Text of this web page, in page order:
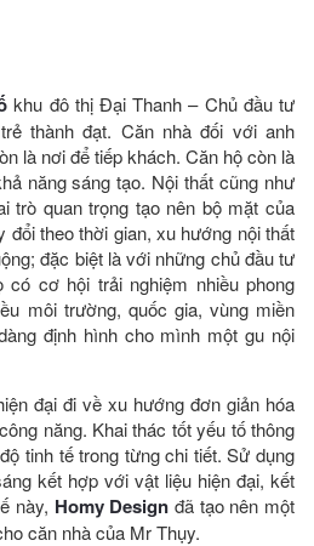
khu đô thị Đại Thanh – Chủ đầu tư
thành đạt. Căn nhà đối với anh
là nơi để tiếp khách. Căn hộ còn là
năng sáng tạo. Nội thất cũng như
trò quan trọng tạo nên bộ mặt của
theo thời gian, xu hướng nội thất
đặc biệt là với những chủ đầu tư
có cơ hội trải nghiệm nhiều phong
môi trường, quốc gia, vùng miền
định hình cho mình một gu nội
đại đi về xu hướng đơn giản hóa
năng. Khai thác tốt yếu tố thông
tinh tế trong từng chi tiết. Sử dụng
kết hợp với vật liệu hiện đại, kết
này, Homy Design đã tạo nên một
căn nhà của Mr Thụy.